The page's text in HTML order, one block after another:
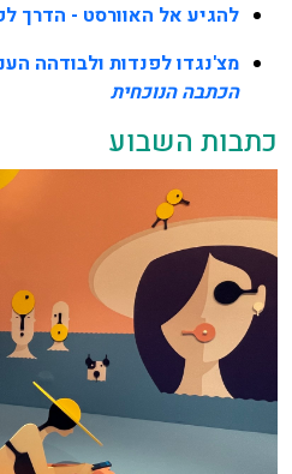
להגיע אל האוורסט - הדרך
מצ'נגדו לפנדות ולבודהה
הכתבה הנוכחית
כתבות השבוע